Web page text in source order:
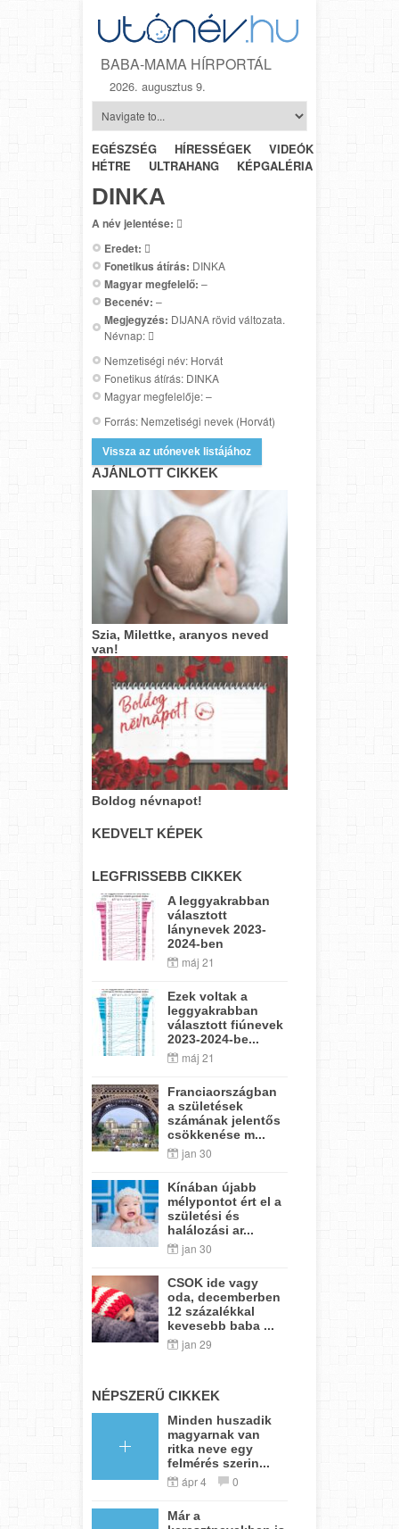
BABA-MAMA HÍRPORTÁL
2026. augusztus 9.
EGÉSZSÉG HÍRESSÉGEK VIDEÓK
HÉTRŐL-
HÉTRE
ULTRAHANG KÉPGALÉRIA
DINKA
A név jelentése: 
Eredet: 
Fonetikus átírás: DINKA
Magyar megfelelő: –
Becenév: –
Megjegyzés: DIJANA rövid változata.
Névnap: 
Nemzetiségi név: Horvát
Fonetikus átírás: DINKA
Magyar megfelelője: –
Forrás: Nemzetiségi nevek (Horvát)
Vissza az utónevek listájához
AJÁNLOTT CIKKEK
Szia, Milettke, aranyos neved
van!
Boldog névnapot!
KEDVELT KÉPEK
LEGFRISSEBB CIKKEK
A leggyakrabban
választott
lánynevek 2023-
2024-ben
máj 21
Ezek voltak a
leggyakrabban
választott fiúnevek
2023-2024-be...
máj 21
Franciaországban
a születések
számának jelentős
csökkenése m...
jan 30
Kínában újabb
mélypontot ért el a
születési és
halálozási ar...
jan 30
CSOK ide vagy
oda, decemberben
12 százalékkal
kevesebb baba ...
jan 29
NÉPSZERŰ CIKKEK
Minden huszadik
magyarnak van
ritka neve egy
felmérés szerin...
ápr 4 0
Már a